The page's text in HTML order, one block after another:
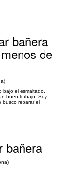
bañera
de
bajo el esmaltado.
buen trabajo. Soy
busco reparar el
bañera